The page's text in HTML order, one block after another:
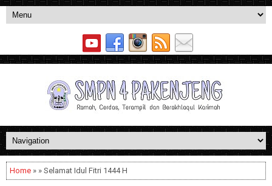
Home » » Selamat Idul Fitri 1444 H